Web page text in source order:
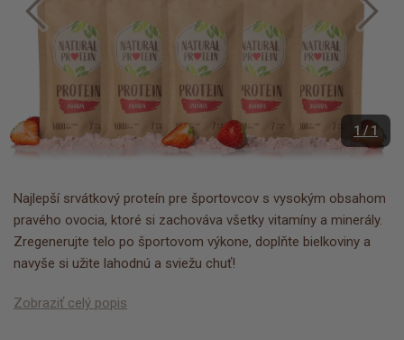
1 / 1
Najlepší srvátkový proteín pre športovcov s vysokým obsahom
pravého ovocia, ktoré si zachováva všetky vitamíny a minerály.
Zregenerujte telo po športovom výkone, doplňte bielkoviny a
navyše si užite lahodnú a sviežu chuť!
Zobraziť celý popis